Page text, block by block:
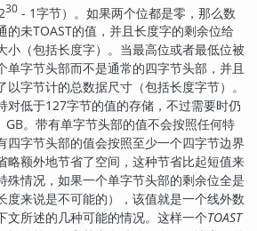
30 - 1字节）。如果两个位都是零，那么数
的未TOAST的值，并且长度字的剩余位给
小（包括长度字）。当最高位或者最低位被
单字节头部而不是通常的四字节头部，并且
字节计的总数据尺寸（包括长度字节）。
对低于127字节的值的存储，不过需要时仍
。带有单字节头部的值不会按照任何特
四字节头部的值会按照至少一个四字节边界
略额外地节省了空间，这种节省比起短值来
殊情况，如果一个单字节头部的剩余位全是
度来说是不可能的），该值就是一个线外数
文所述的几种可能的情况。这样一个TOAST